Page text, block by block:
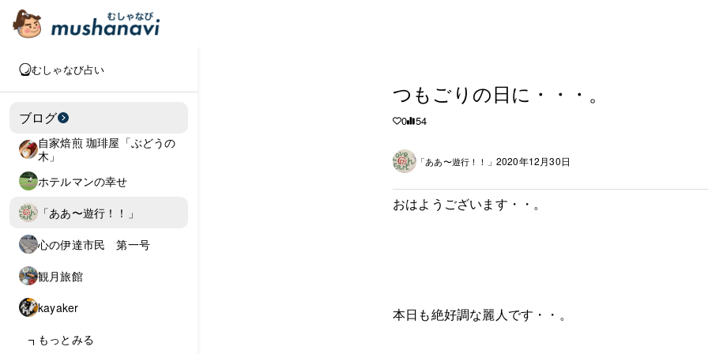
むしゃなび占い
ブログ
自家焙煎 珈琲屋「ぶどうの
木」
ホテルマンの幸せ
「ああ〜遊行！！」
心の伊達市民 第一号
観月旅館
kayaker
もっとみる
つもごりの日に・・・。
0 54
「ああ〜遊行！！」 2020年12月30日
おはようございます・・。
本日も絶好調な麗人です・・。